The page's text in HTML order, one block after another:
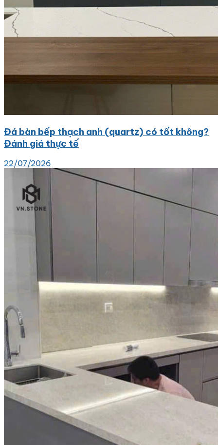
Đá bàn bếp thạch anh (quartz) có tốt không?
Đánh giá thực tế
22/07/2026